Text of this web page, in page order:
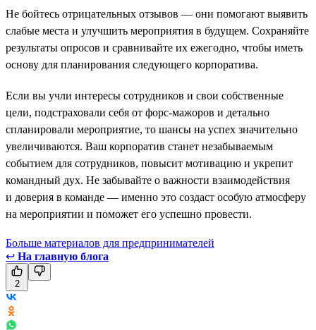
Не бойтесь отрицательных отзывов — они помогают выявить
слабые места и улучшить мероприятия в будущем. Сохраняйте
результаты опросов и сравнивайте их ежегодно, чтобы иметь
основу для планирования следующего корпоратива.
Если вы учли интересы сотрудников и свои собственные
цели, подстраховали себя от форс-мажоров и детально
спланировали мероприятие, то шансы на успех значительно
увеличиваются. Ваш корпоратив станет незабываемым
событием для сотрудников, повысит мотивацию и укрепит
командный дух. Не забывайте о важности взаимодействия
и доверия в команде — именно это создаст особую атмосферу
на мероприятии и поможет его успешно провести.
Больше материалов для предпринимателей
↩ На главную блога
2